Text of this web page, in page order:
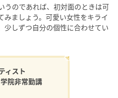
うのであれば、初対面のときは可
みましょう。可愛い女性をキライ
少しずつ自分の個性に合わせてい
ィスト
院非常勤講